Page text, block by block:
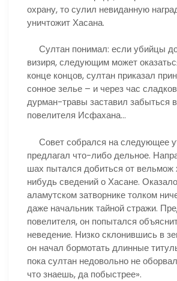
охрану, то сулил невиданную
уничтожит Хасана.
Султан понимал: если убийцы
визиря, следующим может
конце концов, султан приказал
сонное зелье – и через час
дурман-травы заставил забыться
повелителя Исфахана…
Совет собрался на следующее
предлагал что-либо дельное.
шах пытался добиться от вельмож
нибудь сведений о Хасане.
аламутском затворнике толком
даже начальник тайной стражи.
повелителя, он попытался
неведение. Низко склонившись в
он начал бормотать длинные
пока султан недовольно не
что знаешь, да побыстрее».